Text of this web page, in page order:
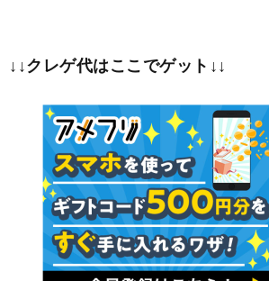
↓↓クレゲ代はここでゲット↓↓